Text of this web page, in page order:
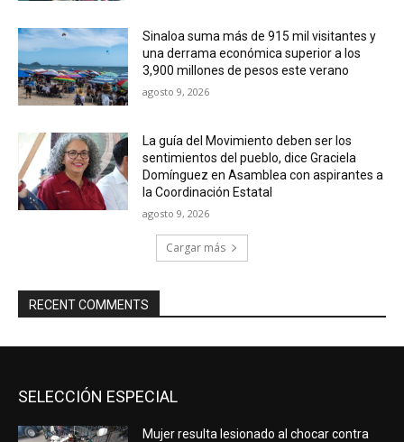
Sinaloa suma más de 915 mil visitantes y
una derrama económica superior a los
3,900 millones de pesos este verano
agosto 9, 2026
La guía del Movimiento deben ser los
sentimientos del pueblo, dice Graciela
Domínguez en Asamblea con aspirantes a
la Coordinación Estatal
agosto 9, 2026
Cargar más
RECENT COMMENTS
SELECCIÓN ESPECIAL
Mujer resulta lesionado al chocar contra